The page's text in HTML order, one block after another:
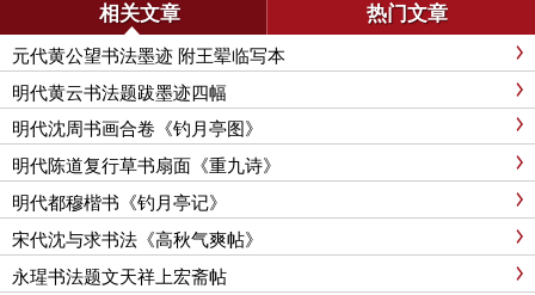
相关文章 热门文章
元代黄公望书法墨迹 附王翚临写本
明代黄云书法题跋墨迹四幅
明代沈周书画合卷《钓月亭图》
明代陈道复行草书扇面《重九诗》
明代都穆楷书《钓月亭记》
宋代沈与求书法《高秋气爽帖》
永瑆书法题文天祥上宏斋帖